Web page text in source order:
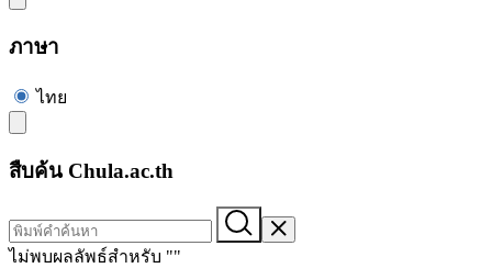
ภาษา
ไทย
สืบค้น Chula.ac.th
ไม่พบผลลัพธ์สำหรับ ""